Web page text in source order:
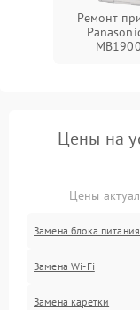
Ремонт
Цены на
Цены
Замена блока питания
Замена Wi-Fi
Замена каретки